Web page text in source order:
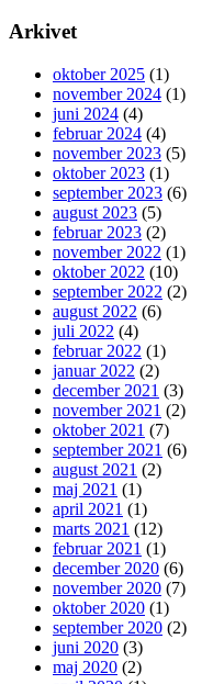
Arkivet
oktober 2025 (1)
november 2024 (1)
juni 2024 (4)
februar 2024 (4)
november 2023 (5)
oktober 2023 (1)
september 2023 (6)
august 2023 (5)
februar 2023 (2)
november 2022 (1)
oktober 2022 (10)
september 2022 (2)
august 2022 (6)
juli 2022 (4)
februar 2022 (1)
januar 2022 (2)
december 2021 (3)
november 2021 (2)
oktober 2021 (7)
september 2021 (6)
august 2021 (2)
maj 2021 (1)
april 2021 (1)
marts 2021 (12)
februar 2021 (1)
december 2020 (6)
november 2020 (7)
oktober 2020 (1)
september 2020 (2)
juni 2020 (3)
maj 2020 (2)